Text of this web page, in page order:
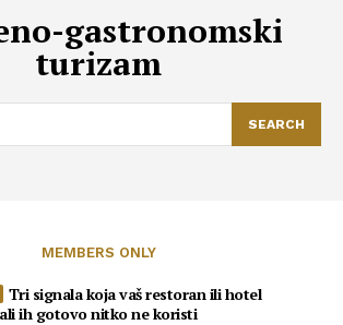
gastronomski
turizam
SEARCH
MEMBERS ONLY
Tri signala koja vaš restoran ili hotel
ih gotovo nitko ne koristi